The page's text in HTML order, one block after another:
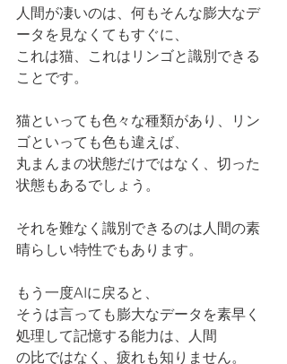
人間が凄いのは、何もそんな膨大なデ
ータを見なくてもすぐに、
これは猫、これはリンゴと識別できる
ことです。
猫といっても色々な種類があり、リン
ゴといっても色も違えば、
丸まんまの状態だけではなく、切った
状態もあるでしょう。
それを難なく識別できるのは人間の素
晴らしい特性でもあります。
もう一度AIに戻ると、
そうは言っても膨大なデータを素早く
処理して記憶する能力は、人間
の比ではなく、疲れも知りません。